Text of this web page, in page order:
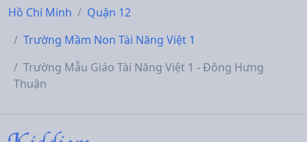
Hồ Chí Minh
Quận 12
Trường Mầm Non Tài Năng Việt 1
Trường Mẫu Giáo Tài Năng Việt 1 - Đông Hưng
Thuận